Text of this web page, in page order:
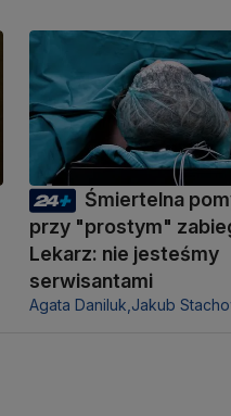
Śmiertelna
przy "prostym"
Lekarz: nie jesteśmy
serwisantami
Agata Daniluk, Jakub